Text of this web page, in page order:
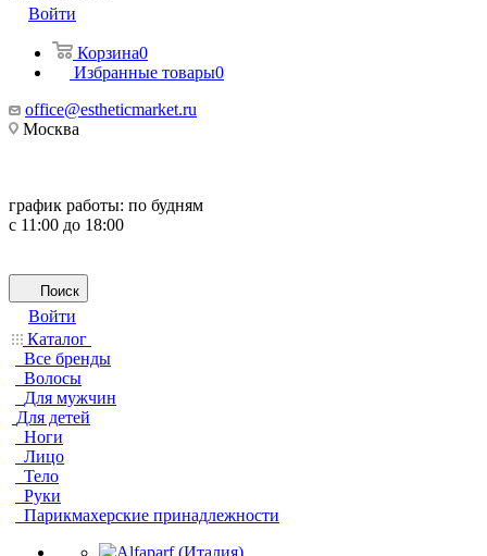
Войти
Корзина0
Избранные товары0
office@estheticmarket.ru
Москва
график работы: по будням
с 11:00 до 18:00
Поиск
Войти
Каталог
Все бренды
Волосы
Для мужчин
Для детей
Ноги
Лицо
Тело
Руки
Парикмахерские принадлежности